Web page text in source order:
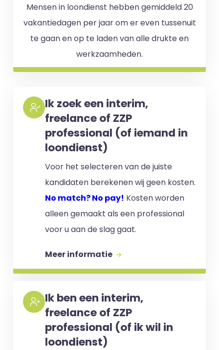
Mensen in loondienst hebben gemiddeld 20
vakantiedagen per jaar om er even tussenuit
te gaan en op te laden van alle drukte en
werkzaamheden.
Ik zoek een interim,
freelance of ZZP
professional (of iemand in
loondienst)
Voor het selecteren van de juiste
kandidaten berekenen wij geen kosten.
No match? No pay! Kosten worden
alleen gemaakt als een professional
voor u aan de slag gaat.
Meer informatie
Ik ben een interim,
freelance of ZZP
professional (of ik wil in
loondienst)